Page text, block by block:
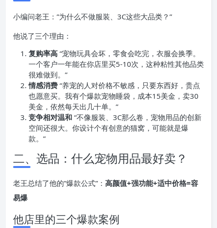
小编问老王：”为什么不做服装、3C这些大品类？”
他说了三个理由：
复购率高 “宠物玩具会坏，零食会吃完，衣服会换季。
一个客户一年能在你店里买5-10次，这种粘性其他品类
很难做到。”
情感消费 “养宠的人对价格不敏感，只要东西好，贵点
也愿意买。我有个爆款宠物睡袋，成本15美金，卖30
美金，依然每天出几十单。”
竞争相对温和 “不像服装、3C那么卷，宠物用品的创新
空间还很大。你设计个有创意的猫窝，可能就是爆
款。”
二、选品：什么宠物用品最好卖？
老王总结了他的”爆款公式”： 高颜值+强功能+适中价格=容
易爆
他店里的三个爆款案例